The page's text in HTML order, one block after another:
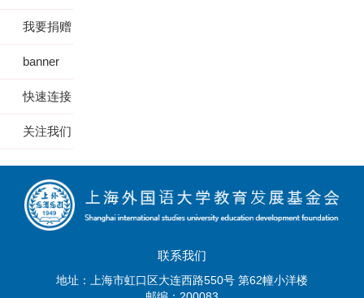
我要捐赠
banner
快速连接
关注我们
联系我们
地址：上海市虹口区大连西路550号 第62幢小洋楼